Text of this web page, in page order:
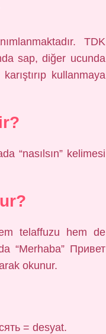
TDK
sap, diğer ucunda
kullanmaya
“nasılsın” kelimesi
telaffuzu hem de
“Merhaba” Привет
okunur.
= desyat.